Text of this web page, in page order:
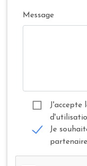
Message
J'accepte
Je